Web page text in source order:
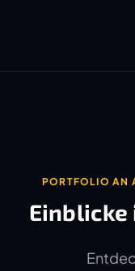
PORTFOLIO AN
Einblicke